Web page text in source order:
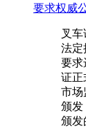
要求权威
叉
法定
要求
证正
市场
颁发
颁